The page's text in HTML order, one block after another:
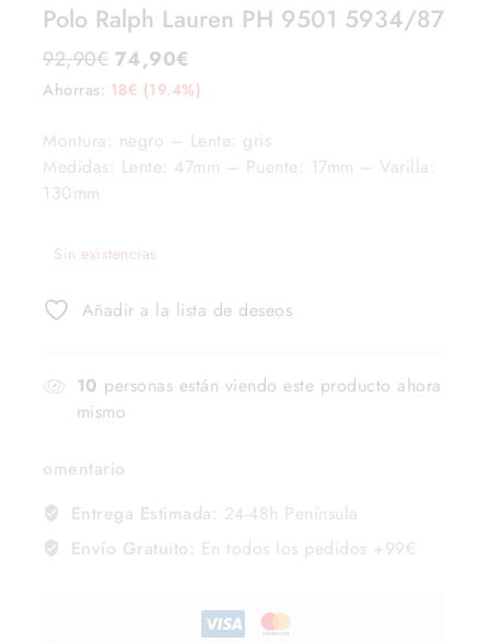
Polo Ralph Lauren PH 9501 5934/87
92,90€ 74,90€
Ahorras: 18€ (19.4%)
Montura: negro – Lente: gris
Medidas: Lente: 47mm – Puente: 17mm – Varilla:
130mm
Sin existencias
Añadir a la lista de deseos
10 personas están viendo este producto ahora
mismo
omentario
Entrega Estimada: 24-48h Península
Envío Gratuito: En todos los pedidos +99€